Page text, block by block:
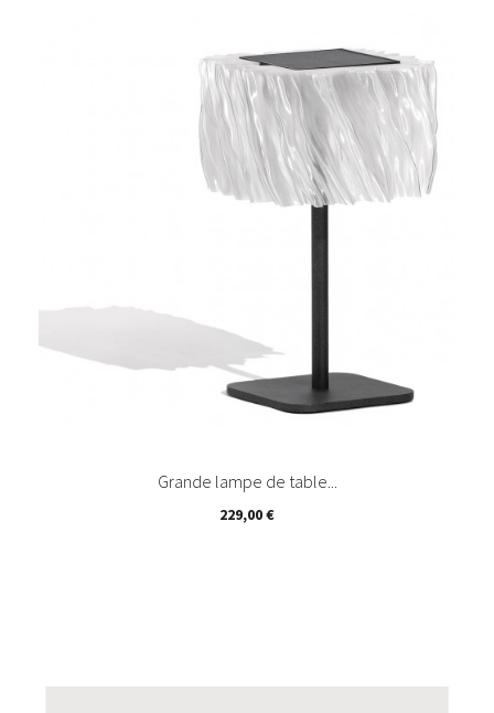
Grande lampe de table...
Prix
229,00 €